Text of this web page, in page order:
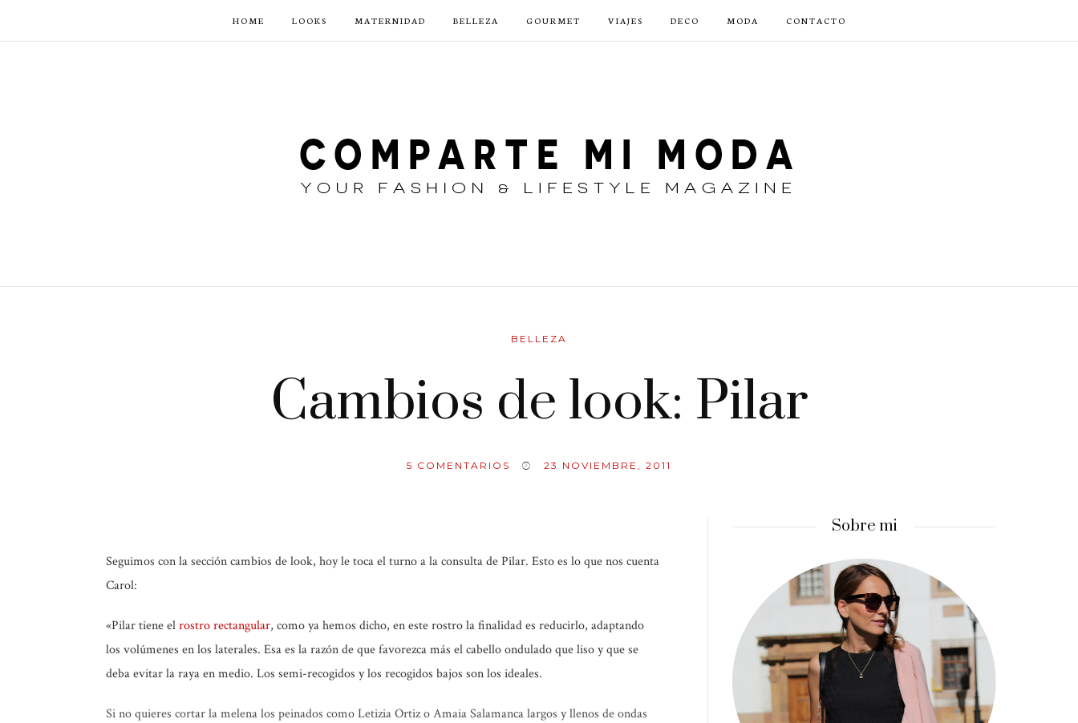
HOME LOOKS MATERNIDAD BELLEZA GOURMET VIAJES DECO MODA CONTACTO
BELLEZA
Cambios de look: Pilar
5 COMENTARIOS 23 NOVIEMBRE, 2011
Seguimos con la sección cambios de look, hoy le toca el turno a la consulta de Pilar. Esto es lo que nos cuenta
Carol:
«Pilar tiene elrostro rectangular, como ya hemos dicho, en este rostro la finalidad es reducirlo, adaptando
los volúmenes en los laterales. Esa es la razón de que favorezca más el cabello ondulado que liso y que se
deba evitar la raya en medio. Los semi-recogidos y los recogidos bajos son los ideales.
Si no quieres cortar la melena los peinados como Letizia Ortiz o Amaia Salamancalargos y llenos de ondas
Sobre mi